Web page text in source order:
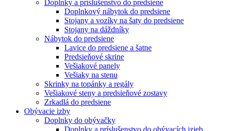
Doplnky a príslušenstvo do predsiene
Doplnkový nábytok do predsiene
Stojany a vozíky na šaty do predsiene
Stojany na dáždníky
Nábytok do predsiene
Lavice do predsiene a šatne
Predsieňové skrine
Vešiakové panely
Vešiaky na stenu
Skrinky na topánky a regály
Vešiakové steny a predsieňové zostavy
Zrkadlá do predsiene
Obývacie izby
Doplnky do obývačky
Doplnky a príslušenstvo do obývacích izieb